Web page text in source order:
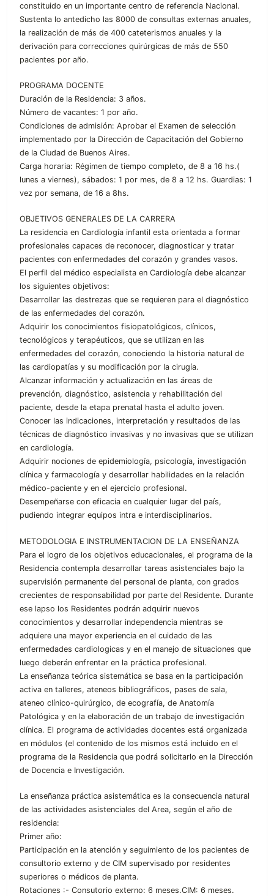
constituido en un importante centro de referencia Nacional.
Sustenta lo antedicho las 8000 de consultas externas anuales,
la realización de más de 400 cateterismos anuales y la
derivación para correcciones quirúrgicas de más de 550
pacientes por año.
PROGRAMA DOCENTE
Duración de la Residencia: 3 años.
Número de vacantes: 1 por año.
Condiciones de admisión: Aprobar el Examen de selección
implementado por la Dirección de Capacitación del Gobierno
de la Ciudad de Buenos Aires.
Carga horaria: Régimen de tiempo completo, de 8 a 16 hs.(
lunes a viernes), sábados: 1 por mes, de 8 a 12 hs. Guardias: 1
vez por semana, de 16 a 8hs.
OBJETIVOS GENERALES DE LA CARRERA
La residencia en Cardiología infantil esta orientada a formar
profesionales capaces de reconocer, diagnosticar y tratar
pacientes con enfermedades del corazón y grandes vasos.
El perfil del médico especialista en Cardiología debe alcanzar
los siguientes objetivos:
Desarrollar las destrezas que se requieren para el diagnóstico
de las enfermedades del corazón.
Adquirir los conocimientos fisiopatológicos, clínicos,
tecnológicos y terapéuticos, que se utilizan en las
enfermedades del corazón, conociendo la historia natural de
las cardiopatías y su modificación por la cirugía.
Alcanzar información y actualización en las áreas de
prevención, diagnóstico, asistencia y rehabilitación del
paciente, desde la etapa prenatal hasta el adulto joven.
Conocer las indicaciones, interpretación y resultados de las
técnicas de diagnóstico invasivas y no invasivas que se utilizan
en cardiología.
Adquirir nociones de epidemiología, psicología, investigación
clínica y farmacología y desarrollar habilidades en la relación
médico-paciente y en el ejercicio profesional.
Desempeñarse con eficacia en cualquier lugar del país,
pudiendo integrar equipos intra e interdisciplinarios.
METODOLOGIA E INSTRUMENTACION DE LA ENSEÑANZA
Para el logro de los objetivos educacionales, el programa de la
Residencia contempla desarrollar tareas asistenciales bajo la
supervisión permanente del personal de planta, con grados
crecientes de responsabilidad por parte del Residente. Durante
ese lapso los Residentes podrán adquirir nuevos
conocimientos y desarrollar independencia mientras se
adquiere una mayor experiencia en el cuidado de las
enfermedades cardiologicas y en el manejo de situaciones que
luego deberán enfrentar en la práctica profesional.
La enseñanza teórica sistemática se basa en la participación
activa en talleres, ateneos bibliográficos, pases de sala,
ateneo clínico-quirúrgico, de ecografía, de Anatomía
Patológica y en la elaboración de un trabajo de investigación
clínica. El programa de actividades docentes está organizada
en módulos (el contenido de los mismos está incluido en el
programa de la Residencia que podrá solicitarlo en la Dirección
de Docencia e Investigación.
La enseñanza práctica asistemática es la consecuencia natural
de las actividades asistenciales del Area, según el año de
residencia:
Primer año:
Participación en la atención y seguimiento de los pacientes de
consultorio externo y de CIM supervisado por residentes
superiores o médicos de planta.
Rotaciones :- Consutorio externo: 6 meses.CIM: 6 meses.